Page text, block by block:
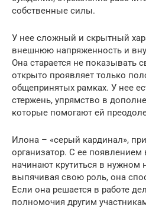
собственные силы.
У нее сложный и скрытный
внешнюю напряженность и
Она старается не показывать
открыто проявляет только
общепринятых рамках. У нее
стержень, упрямство в
которые помогают ей
Илона – «серый кардинал»,
организатор. С ее появлением
начинают крутиться в нужном
выпячивая свою роль, она
Если она решается в работе
полномочия другим